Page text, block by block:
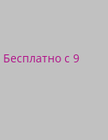
Бесплатно с 9